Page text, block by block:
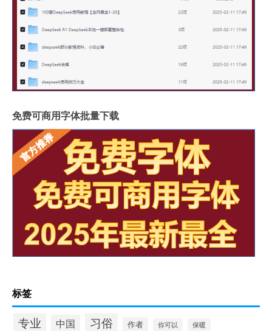
免费可商用字体批量下载
标签
专业 中国 习俗 作者 你可以 保暖